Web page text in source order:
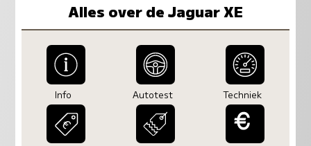
Alles over de Jaguar XE
Info Autotest Techniek